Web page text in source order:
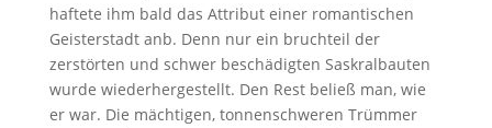
haftete ihm bald das Attribut einer romantischen
Geisterstadt anb. Denn nur ein bruchteil der
zerstörten und schwer beschädigten Saskralbauten
wurde wiederhergestellt. Den Rest beließ man, wie
er war. Die mächtigen, tonnenschweren Trümmer